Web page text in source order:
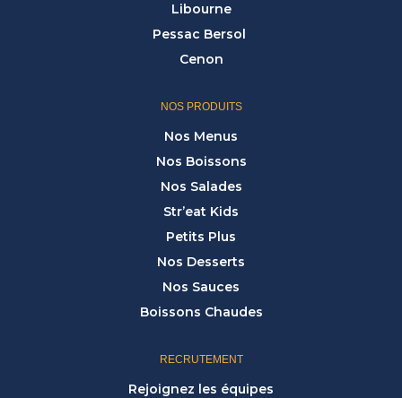
Libourne
Pessac Bersol
Cenon
NOS PRODUITS
Nos Menus
Nos Boissons
Nos Salades
Str’eat Kids
Petits Plus
Nos Desserts
Nos Sauces
Boissons Chaudes
RECRUTEMENT
Rejoignez les équipes